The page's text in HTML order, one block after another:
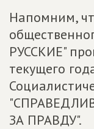
Напомним,
РУССКИЕ"
текущего
ЗА ПРАВДУ".